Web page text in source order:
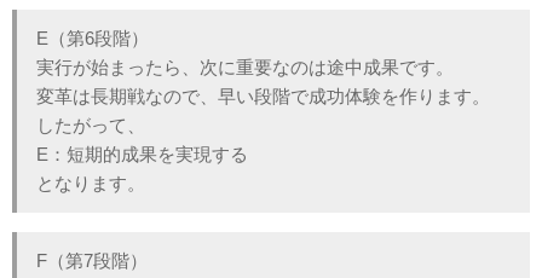
E（第6段階）
実行が始まったら、次に重要なのは途中成果です。
変革は長期戦なので、早い段階で成功体験を作ります。
したがって、
E：短期的成果を実現する
となります。
F（第7段階）